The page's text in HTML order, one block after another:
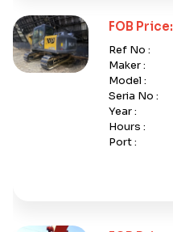
FOB Price:
Ref No :
Maker :
Model :
Seria No :
Year :
Hours :
Port :